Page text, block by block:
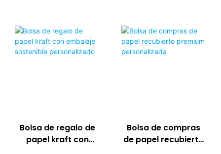
Bolsa de regalo de
papel kraft con
Bolsa de compras
de papel recubierto